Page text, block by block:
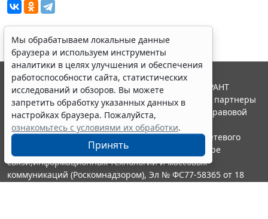
Мы обрабатываем локальные данные
браузера и используем инструменты
аналитики в целях улучшения и обеспечения
работоспособности сайта, статистических
исследований и обзоров. Вы можете
запретить обработку указанных данных в
настройках браузера. Пожалуйста,
ознакомьтесь с условиями их обработки.
Принять
© ООО "НПП "ГАРАНТ-СЕРВИС", 2026. Система ГАРАНТ
выпускается с 1990 года. Компания "Гарант" и ее партнеры
являются участниками Российской ассоциации правовой
информации ГАРАНТ.
Портал ГАРАНТ.РУ зарегистрирован в качестве сетевого
издания Федеральной службой по надзору в сфере
связи,информационных технологий и массовых
коммуникаций (Роскомнадзором), Эл № ФС77-58365 от 18